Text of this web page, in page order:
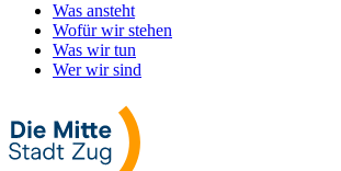
Was ansteht
Wofür wir stehen
Was wir tun
Wer wir sind